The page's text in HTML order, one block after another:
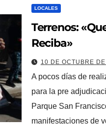
LOCALES
Terrenos:
Reciba»
10 DE OCTUBRE
A pocos días de
para la pre
Parque San
manifestaciones de